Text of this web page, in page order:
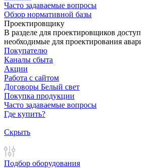
Часто задаваемые вопросы
Обзор нормативной базы
Проектировщику
В разделе для проектировщиков
необходимые для проектирования
Покупателю
Каналы сбыта
Акции
Работа с сайтом
Договоры Белый свет
Покупка продукции
Часто задаваемые вопросы
Где купить?
Скрыть
Подбор оборудования